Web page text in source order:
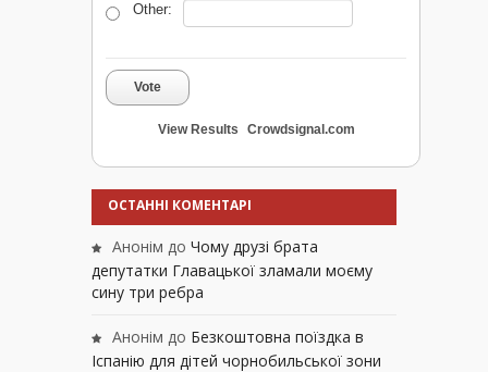
Other:
Vote
View Results Crowdsignal.com
ОСТАННІ КОМЕНТАРІ
Анонім до Чому друзі брата
депутатки Главацької зламали моєму
сину три ребра
Анонім до Безкоштовна поїздка в
Іспанію для дітей чорнобильської зони